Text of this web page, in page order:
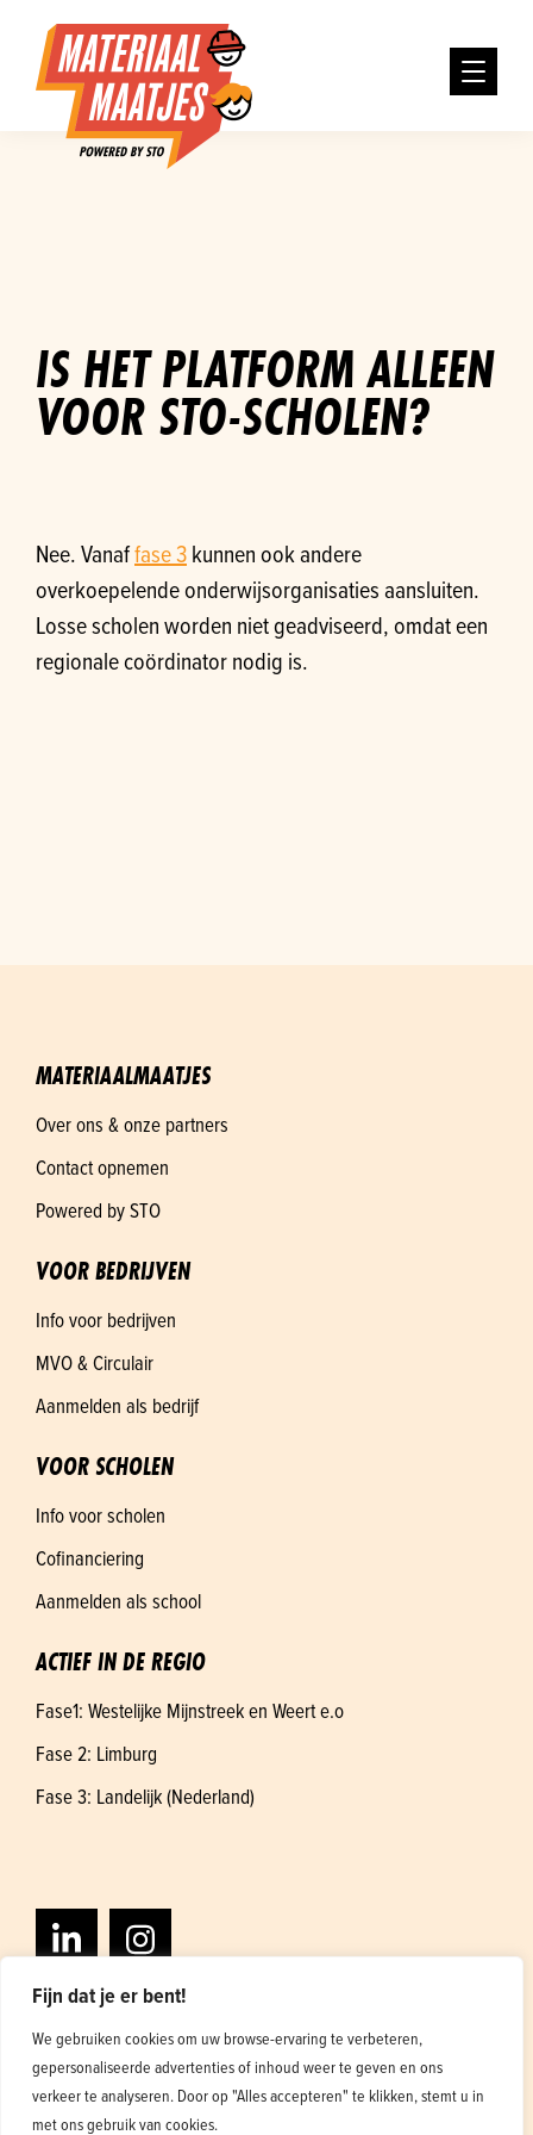
Fijn dat je er bent!
We gebruiken cookies om uw browse-ervaring te verbeteren,
gepersonaliseerde advertenties of inhoud weer te geven en ons
verkeer te analyseren. Door op "Alles accepteren" te klikken, stemt u in
met ons gebruik van cookies.
IS HET PLATFORM ALLEEN
VOOR STO-SCHOLEN?
Nee. Vanaffase 3kunnen ook andere
overkoepelende onderwijsorganisaties aansluiten.
Losse scholen worden niet geadviseerd, omdat een
regionale coördinator nodig is.
MATERIAALMAATJES
Over ons & onze partners
Contact opnemen
Powered by STO
VOOR BEDRIJVEN
Info voor bedrijven
MVO & Circulair
Aanmelden als bedrijf
VOOR SCHOLEN
Info voor scholen
Cofinanciering
Aanmelden als school
ACTIEF IN DE REGIO
Fase1: Westelijke Mijnstreek en Weert e.o
Fase 2: Limburg
Fase 3: Landelijk (Nederland)
Algemene voorwaarden
Privacybeleid
Ontwerp en ontwikkeling